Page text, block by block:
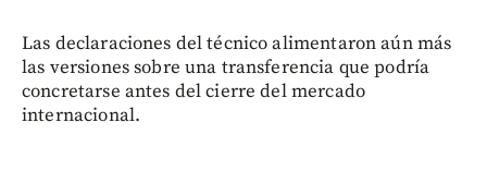
Las declaraciones del técnico alimentaron aún más
las versiones sobre una transferencia que podría
concretarse antes del cierre del mercado
internacional.